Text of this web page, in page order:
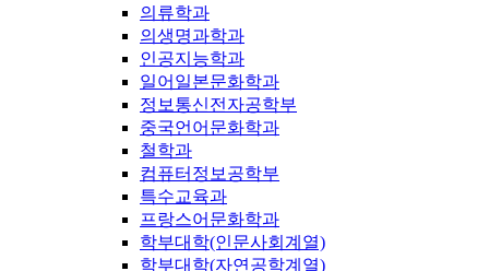
의류학과
의생명과학과
인공지능학과
일어일본문화학과
정보통신전자공학부
중국언어문화학과
철학과
컴퓨터정보공학부
특수교육과
프랑스어문화학과
학부대학(인문사회계열)
학부대학(자연공학계열)